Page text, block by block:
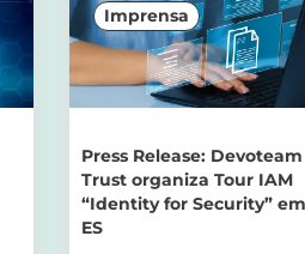
Imprensa
Press Release:
Trust organiza Tour IAM
“Identity for Security”
ES